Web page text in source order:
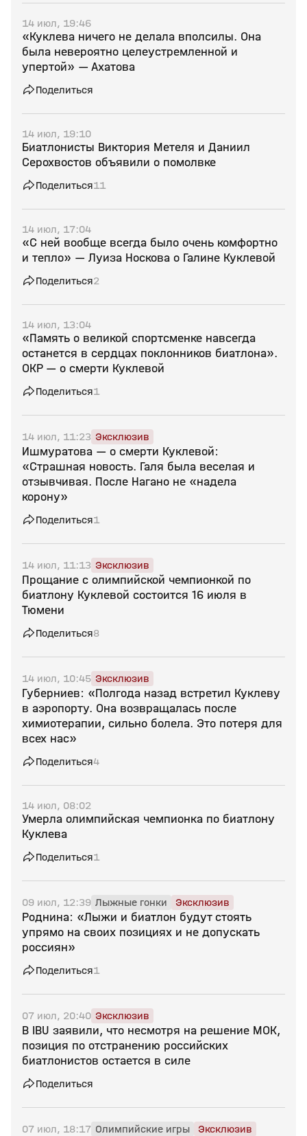
14 июл, 19:46
«Куклева ничего не делала вполсилы. Она
была невероятно целеустремленной и
упертой» — Ахатова
Поделиться
14 июл, 19:10
Биатлонисты Виктория Метеля и Даниил
Серохвостов объявили о помолвке
Поделиться11
14 июл, 17:04
«С ней вообще всегда было очень комфортно
и тепло» — Луиза Носкова о Галине Куклевой
Поделиться2
14 июл, 13:04
«Память о великой спортсменке навсегда
останется в сердцах поклонников биатлона».
ОКР — о смерти Куклевой
Поделиться1
14 июл, 11:23 Эксклюзив
Ишмуратова — о смерти Куклевой:
«Страшная новость. Галя была веселая и
отзывчивая. После Нагано не «надела
корону»
Поделиться1
14 июл, 11:13 Эксклюзив
Прощание с олимпийской чемпионкой по
биатлону Куклевой состоится 16 июля в
Тюмени
Поделиться8
14 июл, 10:45 Эксклюзив
Губерниев: «Полгода назад встретил Куклеву
в аэропорту. Она возвращалась после
химиотерапии, сильно болела. Это потеря для
всех нас»
Поделиться4
14 июл, 08:02
Умерла олимпийская чемпионка по биатлону
Куклева
Поделиться1
09 июл, 12:39 Лыжные гонки Эксклюзив
Роднина: «Лыжи и биатлон будут стоять
упрямо на своих позициях и не допускать
россиян»
Поделиться1
07 июл, 20:40 Эксклюзив
В IBU заявили, что несмотря на решение МОК,
позиция по отстранению российских
биатлонистов остается в силе
Поделиться
07 июл, 18:17 Олимпийские игры Эксклюзив